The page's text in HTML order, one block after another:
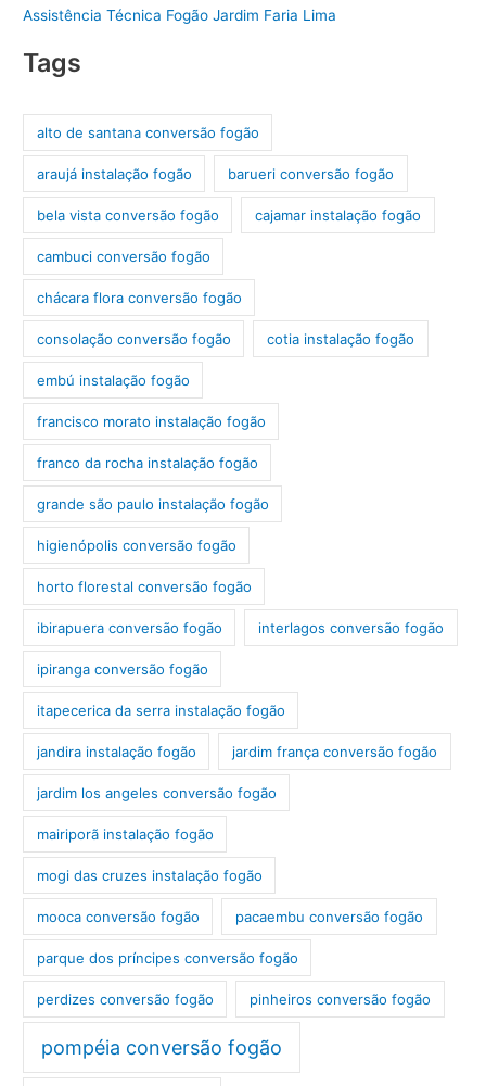
Assistência Técnica Fogão Jardim Faria Lima
Tags
alto de santana conversão fogão
araujá instalação fogão barueri conversão fogão
bela vista conversão fogão cajamar instalação fogão
cambuci conversão fogão
chácara flora conversão fogão
consolação conversão fogão cotia instalação fogão
embú instalação fogão
francisco morato instalação fogão
franco da rocha instalação fogão
grande são paulo instalação fogão
higienópolis conversão fogão
horto florestal conversão fogão
ibirapuera conversão fogão interlagos conversão fogão
ipiranga conversão fogão
itapecerica da serra instalação fogão
jandira instalação fogão jardim frança conversão fogão
jardim los angeles conversão fogão
mairiporã instalação fogão
mogi das cruzes instalação fogão
mooca conversão fogão pacaembu conversão fogão
parque dos príncipes conversão fogão
perdizes conversão fogão pinheiros conversão fogão
pompéia conversão fogão